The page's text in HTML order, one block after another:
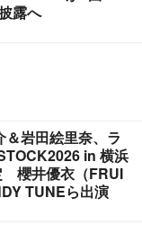
露へ
岩田絵里奈、ラ
in 横浜
櫻井優衣（FRUI
TUNEら出演